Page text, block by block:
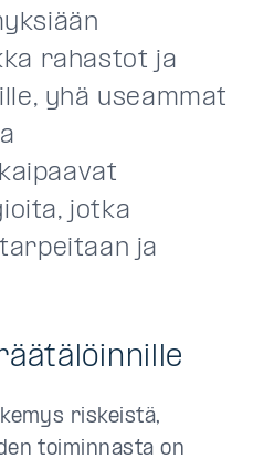
rahastot ja
yhä useammat
jotka
ja
riskeistä,
toiminnasta on